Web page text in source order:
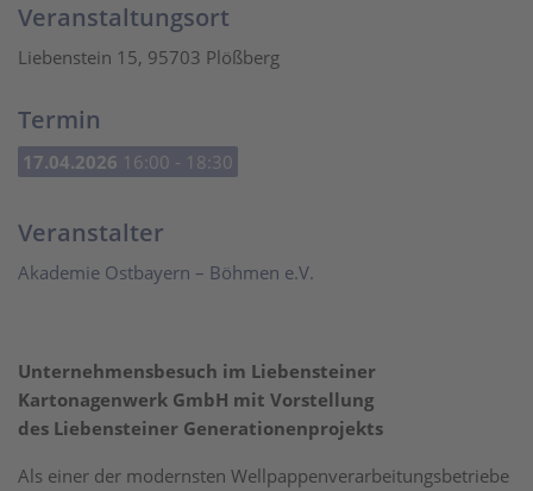
Unternehmensbesuch im Liebensteiner
Kartonagenwerk GmbH mit Vorstellung
des Liebensteiner Generationenprojekts
Als einer der modernsten Wellpappenverarbeitungsbetriebe
Veranstaltungsort
Liebenstein 15, 95703 Plößberg
Termin
17.04.2026 16:00 - 18:30
Veranstalter
Akademie Ostbayern – Böhmen e.V.